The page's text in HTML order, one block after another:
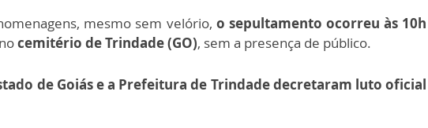
mesmo sem velório, o sepultamento ocorreu às 10h
cemitério de Trindade (GO), sem a presença de público.
de Goiás e a Prefeitura de Trindade decretaram luto oficial